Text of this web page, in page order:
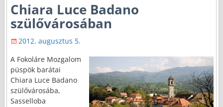
Chiara Luce Badano
szülővárosában
2012. augusztus 5.
A Fokoláre Mozgalom
püspök barátai
Chiara Luce Badano
szülővárosába,
Sasselloba